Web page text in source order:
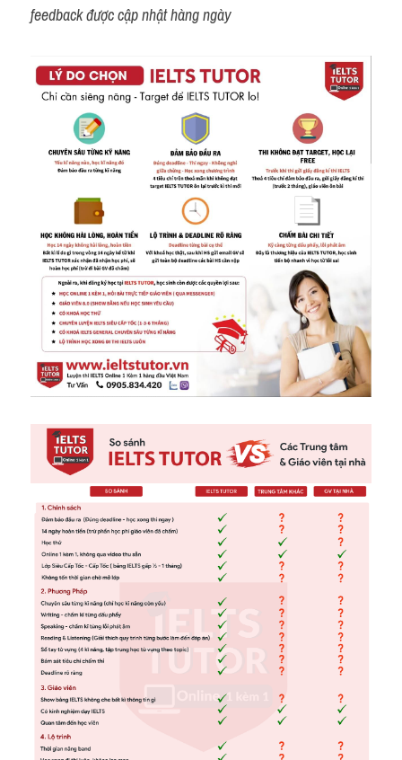
feedback được cập nhật hàng ngày